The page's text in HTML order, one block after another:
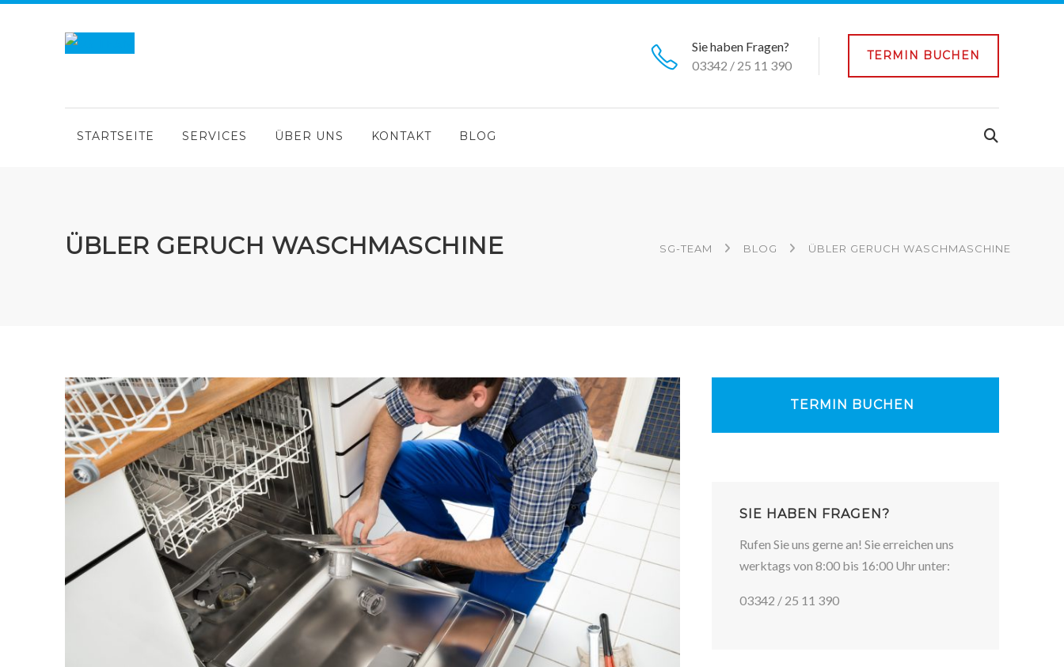
Sie haben Fragen?
03342 / 25 11 390
TERMIN BUCHEN
STARTSEITE SERVICES ÜBER UNS KONTAKT BLOG
ÜBLER GERUCH WASCHMASCHINE SG-TEAM BLOG ÜBLER GERUCH WASCHMASCHINE
TERMIN BUCHEN
SIE HABEN FRAGEN?
Rufen Sie uns gerne an! Sie erreichen uns
werktags von 8:00 bis 16:00 Uhr unter:
03342 / 25 11 390